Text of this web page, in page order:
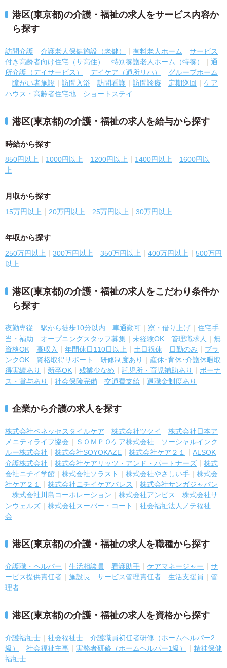
港区(東京都)の介護・福祉の求人をサービス内容か
ら探す
訪問介護 介護老人保健施設（老健） 有料老人ホーム
サービス
付き高齢者向け住宅（サ高住）
特別養護老人ホーム（特養）
通
所介護（デイサービス）
デイケア（通所リハ）
グループホーム
障がい者施設
訪問入浴 訪問看護 訪問診療 定期巡回
ケア
ハウス・高齢者住宅地
ショートステイ
港区(東京都)の介護・福祉の求人を給与から探す
時給から探す
850円以上 1000円以上 1200円以上 1400円以上
1600円以
上
月収から探す
15万円以上 20万円以上 25万円以上 30万円以上
年収から探す
250万円以上 300万円以上 350万円以上 400万円以上
500万円
以上
港区(東京都)の介護・福祉の求人をこだわり条件か
ら探す
夜勤専従 駅から徒歩10分以内 車通勤可 寮・借り上げ
住宅手
当・補助
オープニングスタッフ募集 未経験OK 管理職求人
無
資格OK
高収入 年間休日110日以上 土日祝休 日勤のみ
ブラ
ンクOK
資格取得サポート 研修制度あり
産休･育休･介護休暇取
得実績あり
新卒OK 残業少なめ 託児所・育児補助あり
ボーナ
ス・賞与あり
社会保険完備 交通費支給 退職金制度あり
企業から介護の求人を探す
株式会社ベネッセスタイルケア 株式会社ツクイ
株式会社日本ア
メニティライフ協会
ＳＯＭＰＯケア株式会社
ソーシャルインク
ルー株式会社
株式会社SOYOKAZE 株式会社ケア２１
ALSOK
介護株式会社
株式会社ケアリッツ・アンド・パートナーズ
株式
会社ニチイ学館
株式会社ソラスト 株式会社やさしい手
株式会
社ケア２１
株式会社ニチイケアパレス
株式会社サンガジャパン
株式会社川島コーポレーション
株式会社アンビス
株式会社サ
ンウェルズ
株式会社スーパー・コート
社会福祉法人ノテ福祉
会
港区(東京都)の介護・福祉の求人を職種から探す
介護職・ヘルパー 生活相談員 看護助手 ケアマネージャー
サ
ービス提供責任者
施設長 サービス管理責任者 生活支援員
管
理者
港区(東京都)の介護・福祉の求人を資格から探す
介護福祉士 社会福祉士
介護職員初任者研修（ホームヘルパー2
級）
社会福祉主事 実務者研修（ホームヘルパー1級）
精神保健
福祉士